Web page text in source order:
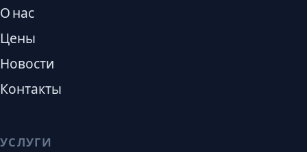
О нас
Цены
Новости
Контакты
УСЛУГИ